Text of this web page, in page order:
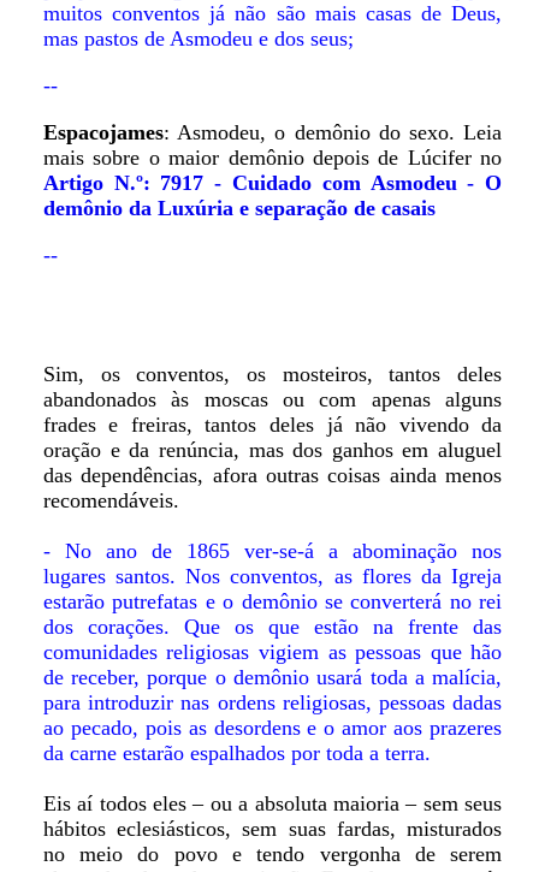
muitos conventos já não são mais casas de Deus,
mas pastos de Asmodeu e dos seus;
--
Espacojames: Asmodeu, o demônio do sexo. Leia
mais sobre o maior demônio depois de Lúcifer no
Artigo N.º: 7917 - Cuidado com Asmodeu - O
demônio da Luxúria e separação de casais
--
Sim, os conventos, os mosteiros, tantos deles
abandonados às moscas ou com apenas alguns
frades e freiras, tantos deles já não vivendo da
oração e da renúncia, mas dos ganhos em aluguel
das dependências, afora outras coisas ainda menos
recomendáveis.
- No ano de 1865 ver-se-á a abominação nos
lugares santos. Nos conventos, as flores da Igreja
estarão putrefatas e o demônio se converterá no rei
dos corações. Que os que estão na frente das
comunidades religiosas vigiem as pessoas que hão
de receber, porque o demônio usará toda a malícia,
para introduzir nas ordens religiosas, pessoas dadas
ao pecado, pois as desordens e o amor aos prazeres
da carne estarão espalhados por toda a terra.
Eis aí todos eles – ou a absoluta maioria – sem seus
hábitos eclesiásticos, sem suas fardas, misturados
no meio do povo e tendo vergonha de serem